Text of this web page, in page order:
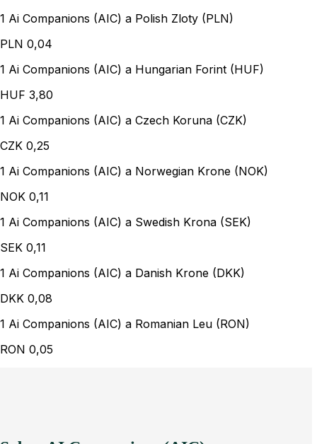
1 Ai Companions (AIC) a Polish Zloty (PLN)
PLN 0,04
1 Ai Companions (AIC) a Hungarian Forint (HUF)
HUF 3,80
1 Ai Companions (AIC) a Czech Koruna (CZK)
CZK 0,25
1 Ai Companions (AIC) a Norwegian Krone (NOK)
NOK 0,11
1 Ai Companions (AIC) a Swedish Krona (SEK)
SEK 0,11
1 Ai Companions (AIC) a Danish Krone (DKK)
DKK 0,08
1 Ai Companions (AIC) a Romanian Leu (RON)
RON 0,05